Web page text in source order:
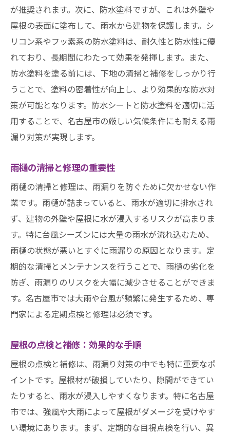
が推奨されます。次に、防水塗料ですが、これは外壁や
屋根の表面に塗布して、雨水から建物を保護します。シ
リコン系やフッ素系の防水塗料は、耐久性と防水性に優
れており、長期間にわたって効果を発揮します。また、
防水塗料を塗る前には、下地の清掃と補修をしっかり行
うことで、塗料の密着性が向上し、より効果的な防水対
策が可能となります。防水シートと防水塗料を適切に活
用することで、名古屋市の厳しい気候条件にも耐える雨
漏り対策が実現します。
雨樋の清掃と修理の重要性
雨樋の清掃と修理は、雨漏りを防ぐために欠かせない作
業です。雨樋が詰まっていると、雨水が適切に排水され
ず、建物の外壁や屋根に水が浸入するリスクが高まりま
す。特に台風シーズンには大量の雨水が流れ込むため、
雨樋の状態が悪いとすぐに雨漏りの原因となります。定
期的な清掃とメンテナンスを行うことで、雨樋の劣化を
防ぎ、雨漏りのリスクを大幅に減少させることができま
す。名古屋市では大雨や台風が頻繁に発生するため、専
門家による定期点検と修理は必須です。
屋根の点検と補修：効果的な手順
屋根の点検と補修は、雨漏り対策の中でも特に重要なポ
イントです。屋根材が破損していたり、隙間ができてい
たりすると、雨水が浸入しやすくなります。特に名古屋
市では、強風や大雨によって屋根がダメージを受けやす
い環境にあります。まず、定期的な目視点検を行い、異